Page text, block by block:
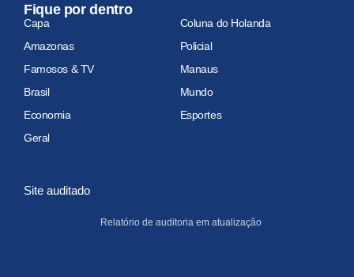
Fique por dentro
Capa
Coluna do Holanda
Amazonas
Policial
Famosos & TV
Manaus
Brasil
Mundo
Economia
Esportes
Geral
Site auditado
Relatório de auditoria em atualização